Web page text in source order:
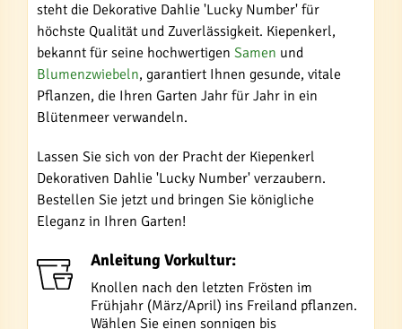
steht die Dekorative Dahlie 'Lucky Number' für
höchste Qualität und Zuverlässigkeit. Kiepenkerl,
bekannt für seine hochwertigen Samen und
Blumenzwiebeln, garantiert Ihnen gesunde, vitale
Pflanzen, die Ihren Garten Jahr für Jahr in ein
Blütenmeer verwandeln.
Lassen Sie sich von der Pracht der Kiepenkerl
Dekorativen Dahlie 'Lucky Number' verzaubern.
Bestellen Sie jetzt und bringen Sie königliche
Eleganz in Ihren Garten!
Anleitung Vorkultur:
Knollen nach den letzten Frösten im
Frühjahr (März/April) ins Freiland pflanzen.
Wählen Sie einen sonnigen bis